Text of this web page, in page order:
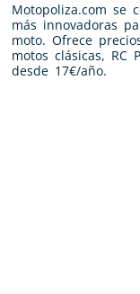
Motopoliza.com se
más innovadoras
moto. Ofrece
motos clásicas, RC
desde 17€/año.